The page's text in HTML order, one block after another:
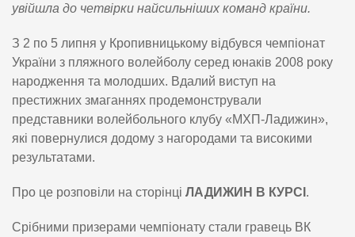
увійшла до четвірки найсильніших команд країни.
З 2 по 5 липня у Кропивницькому відбувся чемпіонат
України з пляжного волейболу серед юнаків 2008 року
народження та молодших. Вдалий виступ на
престижних змаганнях продемонстрували
представники волейбольного клубу «МХП-Ладижин»,
які повернулися додому з нагородами та високими
результатами.
Про це розповіли на сторінці ЛАДИЖИН В КУРСІ .
Срібними призерами чемпіонату стали гравець ВК